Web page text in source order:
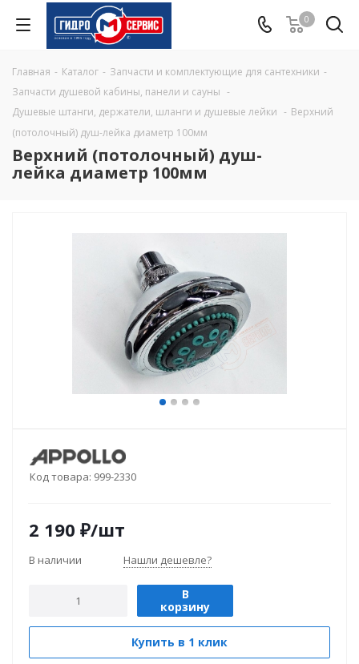
0
Главная - Каталог - Запчасти и комплектующие для сантехники -
Запчасти душевой кабины, панели и сауны -
Душевые штанги, держатели, шланги и душевые лейки - Верхний
(потолочный) душ-лейка диаметр 100мм
Верхний (потолочный) душ-
лейка диаметр 100мм
Код товара: 999-2330
2 190 ₽/шт
В наличии Нашли дешевле?
В
корзину
Купить в 1 клик